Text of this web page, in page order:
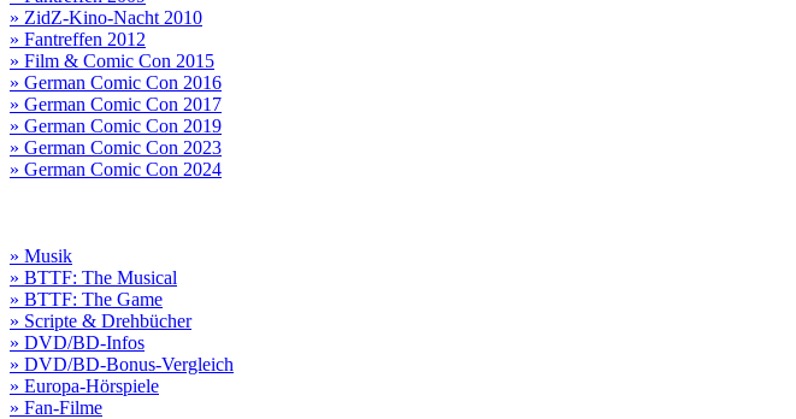
» ZidZ-Kino-Nacht 2010
» Fantreffen 2012
» Film & Comic Con 2015
» German Comic Con 2016
» German Comic Con 2017
» German Comic Con 2019
» German Comic Con 2023
» German Comic Con 2024
» Musik
» BTTF: The Musical
» BTTF: The Game
» Scripte & Drehbücher
» DVD/BD-Infos
» DVD/BD-Bonus-Vergleich
» Europa-Hörspiele
» Fan-Filme